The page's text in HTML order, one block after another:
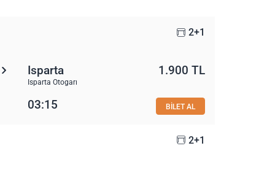
2+1
Isparta
Isparta Otogarı
1.900 TL
03:15 BİLET AL
2+1